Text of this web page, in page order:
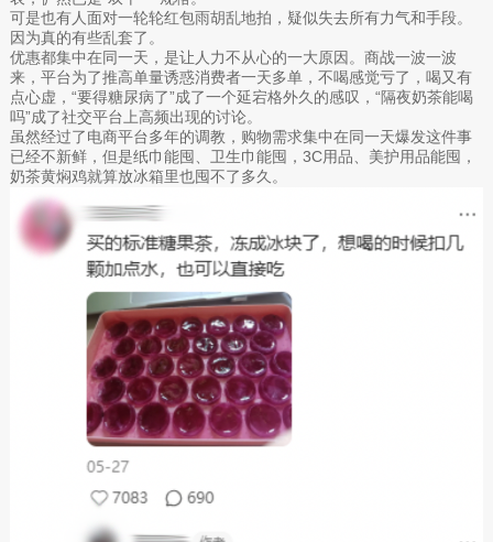
可是也有人面对一轮轮红包雨胡乱地拍，疑似失去所有力气和手段。
因为真的有些乱套了。
优惠都集中在同一天，是让人力不从心的一大原因。商战一波一波
来，平台为了推高单量诱惑消费者一天多单，不喝感觉亏了，喝又有
点心虚，“要得糖尿病了”成了一个延宕格外久的感叹，“隔夜奶茶能喝
吗”成了社交平台上高频出现的讨论。
虽然经过了电商平台多年的调教，购物需求集中在同一天爆发这件事
已经不新鲜，但是纸巾能囤、卫生巾能囤，3C用品、美护用品能囤，
奶茶黄焖鸡就算放冰箱里也囤不了多久。